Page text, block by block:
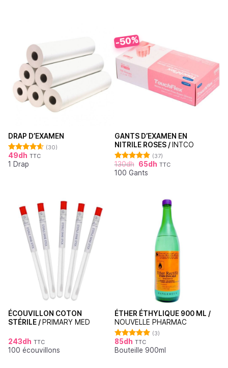
DRAP D’EXAMEN
Note4.62
sur 5
(30)
49dh TTC
1 Drap
-50%
GANTS D’EXAMEN EN
NITRILE ROSES /INTCO
Note4.86
sur 5
(37)
130dh 65dh TTC
100 Gants
ÉCOUVILLON COTON
STÉRILE / PRIMARY MED
243dh TTC
100 écouvillons
ÉTHER ÉTHYLIQUE 900 ML /
NOUVELLE PHARMAC
Note5.00
sur 5
(3)
85dh TTC
Bouteille 900ml